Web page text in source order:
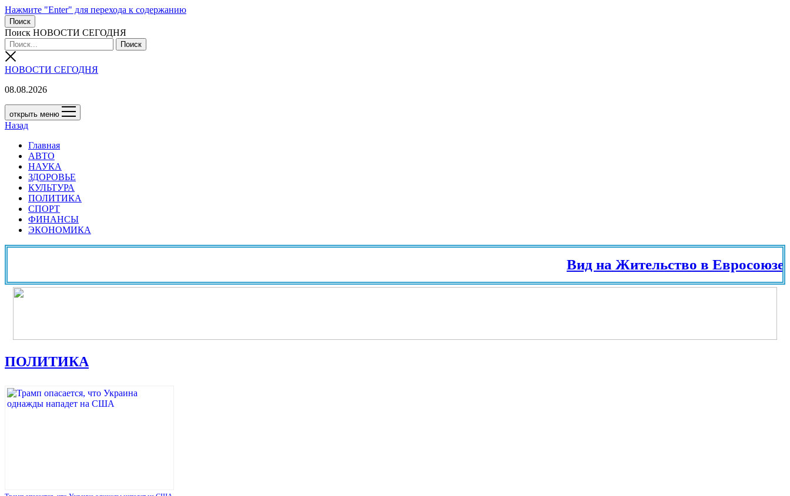
Нажмите "Enter" для перехода к содержанию
Поиск
Поиск НОВОСТИ СЕГОДНЯ
НОВОСТИ СЕГОДНЯ
08.08.2026
открыть меню
Назад
Главная
АВТО
НАУКА
ЗДОРОВЬЕ
КУЛЬТУРА
ПОЛИТИКА
СПОРТ
ФИНАНСЫ
ЭКОНОМИКА
Вид на Жительство в Евросоюзе и
ПОЛИТИКА